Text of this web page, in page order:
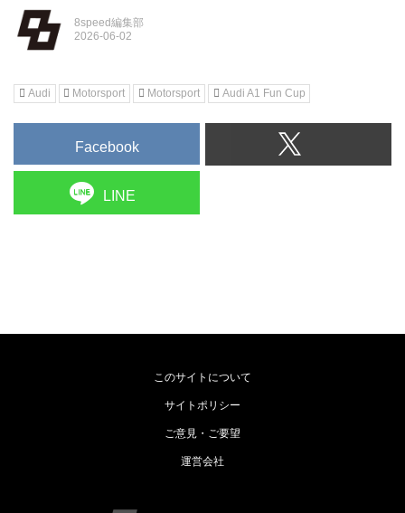
8speed編集部
Audi Motorsport Motorsport Audi A1 Fun Cup
Facebook
LINE
このサイトについて
サイトポリシー
ご意見・ご要望
運営会社